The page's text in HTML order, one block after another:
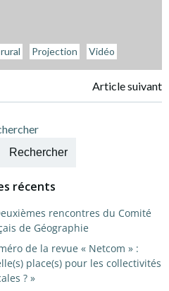
Projection Vidéo
Navigation
de
l’article
Article suivant
Rechercher
récents
rencontres du Comité
de Géographie
de la revue « Netcom » :
place(s) pour les collectivités
? »